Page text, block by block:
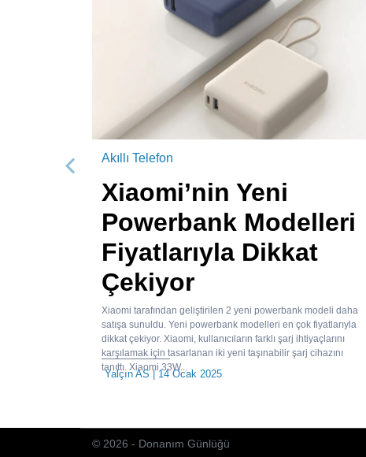
Akıllı Telefon
Xiaomi’nin Yeni
Powerbank Modelleri
Fiyatlarıyla Dikkat
Çekiyor
Xiaomi tarafından geliştirilen 2 yeni powerbank modeli daha
satışa sunuldu. Yeni powerbank modelleri en çok fiyatlarıyla
dikkat çekiyor. Xiaomi, kullanıcıların farklı şarj ihtiyaçlarını
karşılamak için tasarlanan iki yeni taşınabilir şarj cihazını
tanıttı. Xiaomi 33W...
Yalçın AS| 14 Ocak 2025
Önceki
© 2026 - Donanım Günlüğü